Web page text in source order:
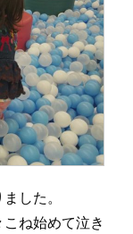
した。
ね始めて泣き